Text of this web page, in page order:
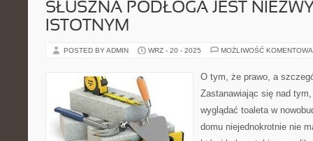
SŁUSZNA PODŁOGA JEST
ISTOTNYM
POSTED BY ADMIN WRZ - 20 - 2025 MOŻLIWOŚĆ
O tym, że prawo, a
Zastanawiając się nad
wyglądać toaleta w
domu niejednokrotnie nie